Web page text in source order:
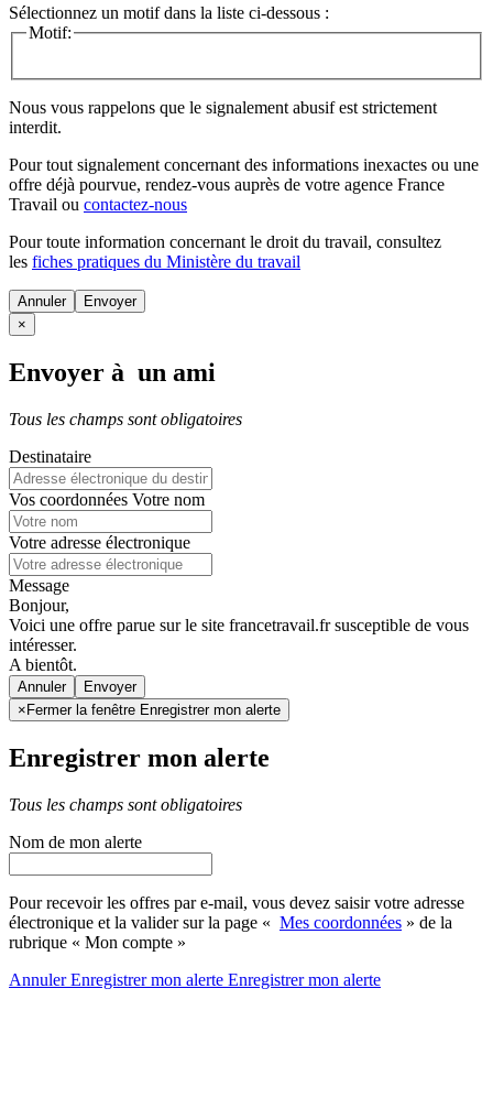
Sélectionnez un motif dans la liste ci-dessous :
Motif:
Nous vous rappelons que le signalement abusif est strictement
interdit.
Pour tout signalement concernant des informations inexactes ou une
offre déjà pourvue, rendez-vous auprès de votre agence France
Travail ou contactez-nous
Pour toute information concernant le droit du travail, consultez
les fiches pratiques du Ministère du travail
Annuler
×
Envoyer à un ami
Tous les champs sont obligatoires
Destinataire
Vos coordonnées Votre nom
Votre adresse électronique
Message
Bonjour,
Voici une offre parue sur le site francetravail.fr susceptible de vous
intéresser.
A bientôt.
Annuler
× Fermer la fenêtre Enregistrer mon alerte
Enregistrer mon alerte
Tous les champs sont obligatoires
Nom de mon alerte
Pour recevoir les offres par e-mail, vous devez saisir votre adresse
électronique et la valider sur la page « Mes coordonnées » de la
rubrique « Mon compte »
AnnulerEnregistrer mon alerte Enregistrermon alerte